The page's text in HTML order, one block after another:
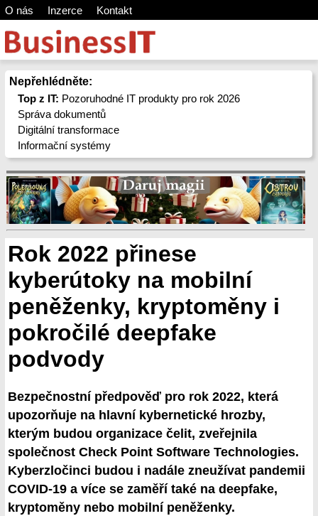
O nás Inzerce Kontakt
Nepřehlédněte:
Top z IT: Pozoruhodné IT produkty pro rok 2026
Správa dokumentů
Digitální transformace
Informační systémy
Rok 2022 přinese
kyberútoky na mobilní
peněženky, kryptoměny i
pokročilé deepfake
podvody
Bezpečnostní předpověď pro rok 2022, která
upozorňuje na hlavní kybernetické hrozby,
kterým budou organizace čelit, zveřejnila
společnost Check Point Software Technologies.
Kyberzločinci budou i nadále zneužívat pandemii
COVID-19 a více se zaměří také na deepfake,
kryptoměny nebo mobilní peněženky.